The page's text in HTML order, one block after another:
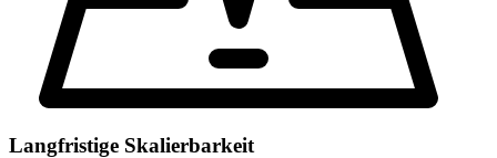
Langfristige Skalierbarkeit